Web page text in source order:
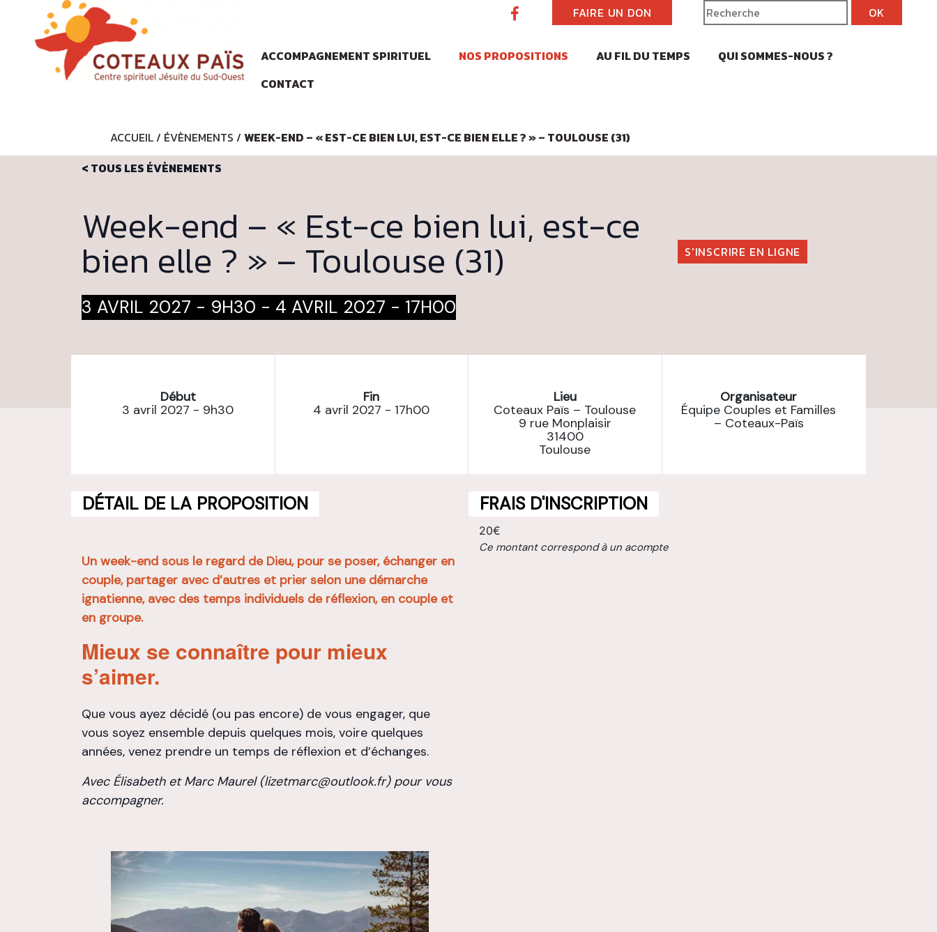
FAIRE UN DON
ACCOMPAGNEMENT SPIRITUEL NOS PROPOSITIONS AU FIL DU TEMPS
QUI SOMMES-NOUS ?
CONTACT
ACCUEIL/ ÉVÈNEMENTS /WEEK-END – « EST-CE BIEN LUI, EST-CE BIEN ELLE ? » – TOULOUSE (31)
< TOUS LES ÉVÈNEMENTS
Week-end – « Est-ce bien lui, est-ce
bien elle ? » – Toulouse (31)
3 AVRIL 2027 - 9H30 - 4 AVRIL 2027 - 17H00
S'INSCRIRE EN LIGNE
Début
3 avril 2027 - 9h30
Fin
4 avril 2027 - 17h00
Lieu
Coteaux Païs – Toulouse
9 rue Monplaisir
31400
Toulouse
Organisateur
Équipe Couples et Familles
– Coteaux-Païs
DÉTAIL DE LA PROPOSITION
Un week-end sous le regard de Dieu, pour se poser, échanger en
couple, partager avec d’autres et prier selon une démarche
ignatienne, avec des temps individuels de réflexion, en couple et
en groupe.
Mieux se connaître pour mieux
s’aimer.
Que vous ayez décidé (ou pas encore) de vous engager, que
vous soyez ensemble depuis quelques mois, voire quelques
années, venez prendre un temps de réflexion et d’échanges.
Avec Élisabeth et Marc Maurel (lizetmarc@outlook.fr) pour vous
accompagner.
FRAIS D'INSCRIPTION
20€
Ce montant correspond à un acompte